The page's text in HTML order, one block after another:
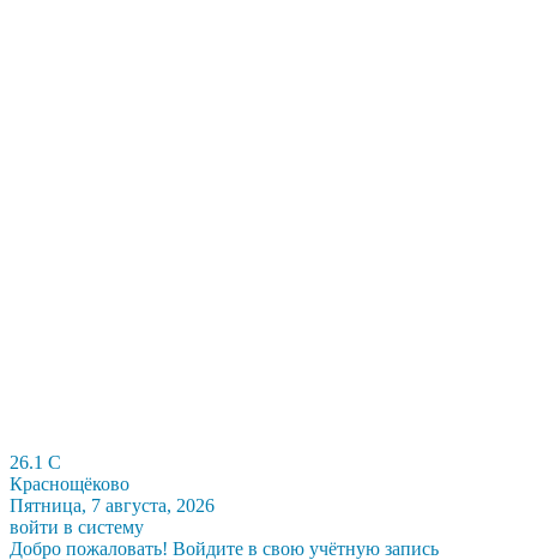
26.1 C
Краснощёково
Пятница, 7 августа, 2026
войти в систему
Добро пожаловать! Войдите в свою учётную запись